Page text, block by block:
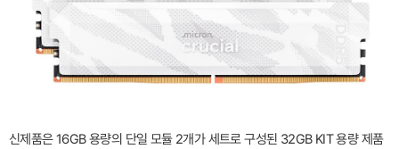
신제품은 16GB 용량의 단일 모듈 2개가 세트로 구성된 32GB KIT 용량 제품